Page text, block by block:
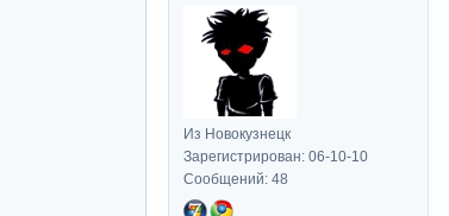
Из Новокузнецк
Зарегистрирован: 06-10-10
Сообщений: 48